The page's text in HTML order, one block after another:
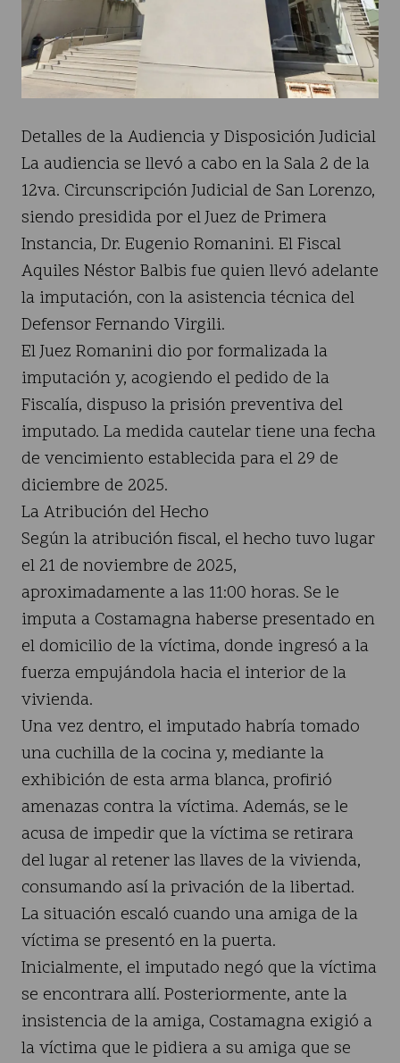
Detalles de la Audiencia y Disposición Judicial
La audiencia se llevó a cabo en la Sala 2 de la
12va. Circunscripción Judicial de San Lorenzo,
siendo presidida por el Juez de Primera
Instancia, Dr. Eugenio Romanini. El Fiscal
Aquiles Néstor Balbis fue quien llevó adelante
la imputación, con la asistencia técnica del
Defensor Fernando Virgili.
El Juez Romanini dio por formalizada la
imputación y, acogiendo el pedido de la
Fiscalía, dispuso la prisión preventiva del
imputado. La medida cautelar tiene una fecha
de vencimiento establecida para el 29 de
diciembre de 2025.
La Atribución del Hecho
Según la atribución fiscal, el hecho tuvo lugar
el 21 de noviembre de 2025,
aproximadamente a las 11:00 horas. Se le
imputa a Costamagna haberse presentado en
el domicilio de la víctima, donde ingresó a la
fuerza empujándola hacia el interior de la
vivienda.
Una vez dentro, el imputado habría tomado
una cuchilla de la cocina y, mediante la
exhibición de esta arma blanca, profirió
amenazas contra la víctima. Además, se le
acusa de impedir que la víctima se retirara
del lugar al retener las llaves de la vivienda,
consumando así la privación de la libertad.
La situación escaló cuando una amiga de la
víctima se presentó en la puerta.
Inicialmente, el imputado negó que la víctima
se encontrara allí. Posteriormente, ante la
insistencia de la amiga, Costamagna exigió a
la víctima que le pidiera a su amiga que se